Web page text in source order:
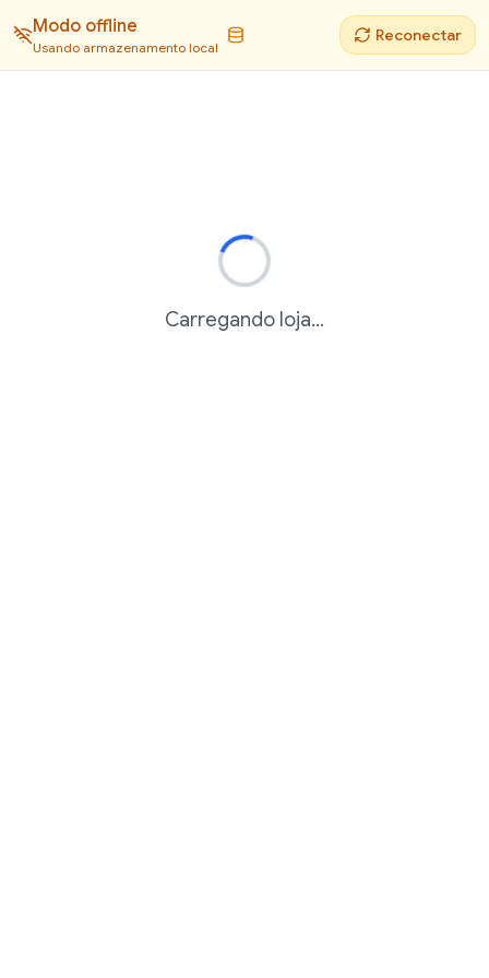
Modo offline
Usando armazenamento local
Reconectar
Carregando loja...